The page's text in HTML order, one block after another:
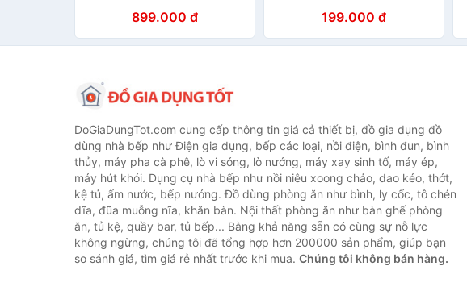
INSULATED STAINLESS
STEEL [1L] (ĐEN)
899.000 đ 199.000 đ
DoGiaDungTot.com cung cấp thông tin giá cả thiết bị, đồ gia dụng đồ
dùng nhà bếp như Điện gia dụng, bếp các loại, nồi điện, bình đun, bình
thủy, máy pha cà phê, lò vi sóng, lò nướng, máy xay sinh tố, máy ép,
máy hút khói. Dụng cụ nhà bếp như nồi niêu xoong chảo, dao kéo, thớt,
kệ tủ, ấm nước, bếp nướng. Đồ dùng phòng ăn như bình, ly cốc, tô chén
dĩa, đũa muỗng nĩa, khăn bàn. Nội thất phòng ăn như bàn ghế phòng
ăn, tủ kệ, quầy bar, tủ bếp... Bằng khả năng sẵn có cùng sự nỗ lực
không ngừng, chúng tôi đã tổng hợp hơn 200000 sản phẩm, giúp bạn
so sánh giá, tìm giá rẻ nhất trước khi mua. Chúng tôi không bán hàng.